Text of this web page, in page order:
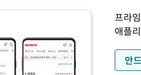
"태풍 지나며 폭염 잠시 꺾인다"
프라
애플
안